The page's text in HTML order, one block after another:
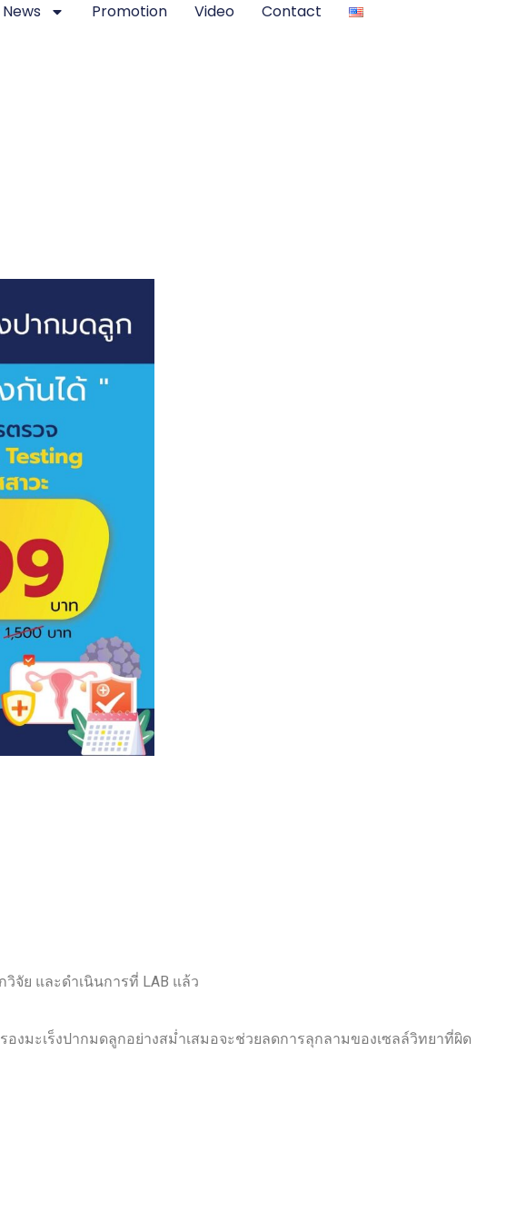
News Promotion Video Contact
จัย และดำเนินการที่ LAB แล้ว
งมะเร็งปากมดลูกอย่างสม่ำเสมอจะช่วยลดการลุกลามของเซลล์วิทยาที่ผิด